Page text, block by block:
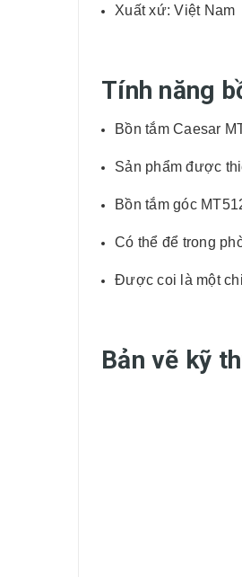
Xuất xứ: Việt Nam
Tính năng
Bồn tắm Caesar
Sản phẩm được
Bồn tắm góc
Có thể để trong
Được coi là một
Bản vẽ kỹ